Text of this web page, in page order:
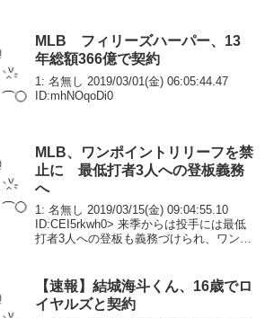
MLB フィリーズハーパー、13
年総額366億で契約
1: 名無し 2019/03/01(金) 06:05:44.47
ID:mhNOqoDi0
MLB、ワンポイントリリーフを禁
止に 最低打者3人への登板義務
へ
1: 名無し 2019/03/15(金) 09:04:55.10
ID:CEI5rkwh0> 来季からは投手には最低
打者3人への登板も義務づけられ、ワンポ
【速報】結城海斗くん、16歳でロ
イヤルズと契約